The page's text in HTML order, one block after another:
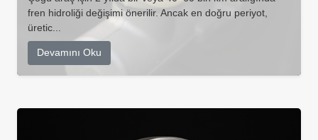
fren hidroliği değişimi önerilir. Ancak en doğru periyot,
üretic...
Devamını Oku